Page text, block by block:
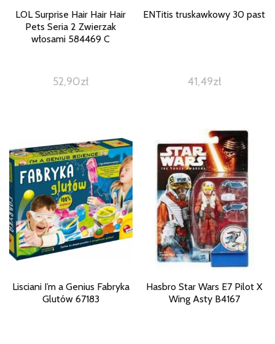
LOL Surprise Hair Hair Hair
Pets Seria 2 Zwierzak
włosami 584469 C
52,90zł
ENTitis truskawkowy 30 past
41,49zł
Lisciani I’m a Genius Fabryka
Glutów 67183
Hasbro Star Wars E7 Pilot X
Wing Asty B4167